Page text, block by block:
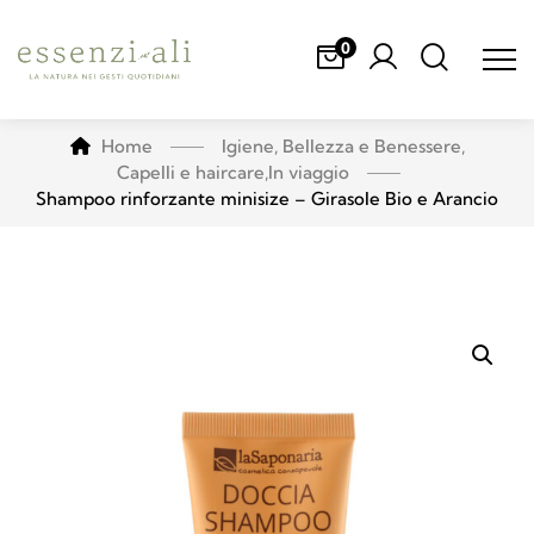
0
Home Igiene, Bellezza e Benessere,
Capelli e haircare,In viaggio
Shampoo rinforzante minisize – Girasole Bio e Arancio